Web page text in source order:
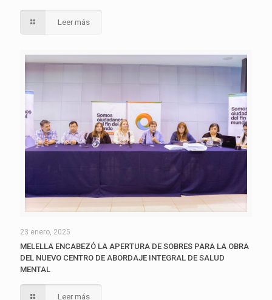
Leer más
23 enero, 2025
MELELLA ENCABEZÓ LA APERTURA DE SOBRES PARA LA OBRA
DEL NUEVO CENTRO DE ABORDAJE INTEGRAL DE SALUD
MENTAL
Leer más